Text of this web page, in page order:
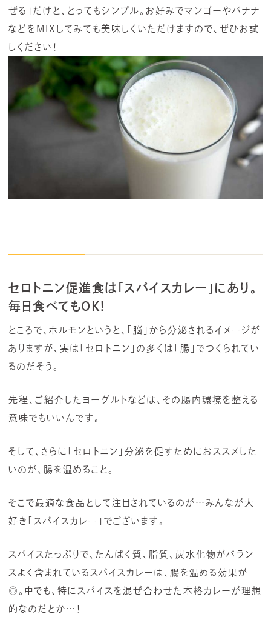
ぜる」だけと、とってもシンプル。お好みでマンゴーやバナナ
などをMIXしてみても美味しくいただけますので、ぜひお試
しください！
セロトニン促進食は「スパイスカレー」にあり。
毎日食べてもOK!
ところで、ホルモンというと、「脳」から分泌されるイメージが
ありますが、実は「セロトニン」の多くは「腸」でつくられてい
るのだそう。
先程、ご紹介したヨーグルトなどは、その腸内環境を整える
意味でもいいんです。
そして、さらに「セロトニン」分泌を促すためにおススメした
いのが、腸を温めること。
そこで最適な食品として注目されているのが…みんなが大
好き「スパイスカレー」でございます。
スパイスたっぷりで、たんぱく質、脂質、炭水化物がバラン
スよく含まれているスパイスカレーは、腸を温める効果が
◎。中でも、特にスパイスを混ぜ合わせた本格カレーが理想
的なのだとか…！